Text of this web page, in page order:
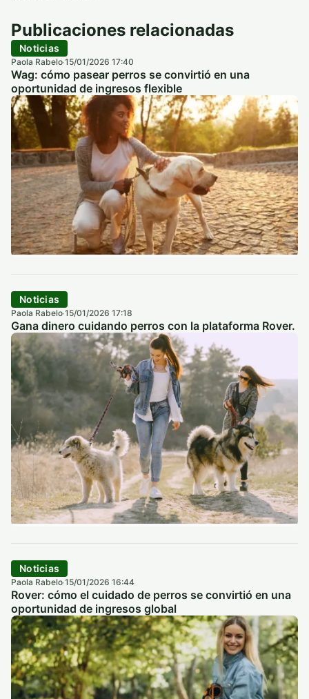
Publicaciones relacionadas
Noticias
Paola Rabelo·15/01/2026 17:40
Wag: cómo pasear perros se convirtió en una
oportunidad de ingresos flexible
Noticias
Paola Rabelo·15/01/2026 17:18
Gana dinero cuidando perros con la plataforma Rover.
Noticias
Paola Rabelo·15/01/2026 16:44
Rover: cómo el cuidado de perros se convirtió en una
oportunidad de ingresos global